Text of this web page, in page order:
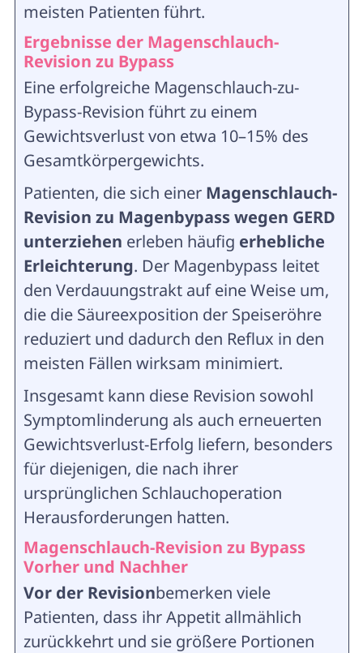
meisten Patienten führt.
Ergebnisse der Magenschlauch-
Revision zu Bypass
Eine erfolgreiche Magenschlauch-zu-
Bypass-Revision führt zu einem
Gewichtsverlust von etwa 10–15% des
Gesamtkörpergewichts.
Patienten, die sich einer Magenschlauch-
Revision zu Magenbypass wegen GERD
unterziehen erleben häufig erhebliche
Erleichterung. Der Magenbypass leitet
den Verdauungstrakt auf eine Weise um,
die die Säureexposition der Speiseröhre
reduziert und dadurch den Reflux in den
meisten Fällen wirksam minimiert.
Insgesamt kann diese Revision sowohl
Symptomlinderung als auch erneuerten
Gewichtsverlust-Erfolg liefern, besonders
für diejenigen, die nach ihrer
ursprünglichen Schlauchoperation
Herausforderungen hatten.
Magenschlauch-Revision zu Bypass
Vorher und Nachher
Vor der Revisionbemerken viele
Patienten, dass ihr Appetit allmählich
zurückkehrt und sie größere Portionen